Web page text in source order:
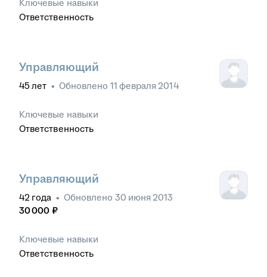
Ключевые навыки
Ответственность
Управляющий
45 лет • Обновлено 11 февраля 2014
Ключевые навыки
Ответственность
Управляющий
42 года • Обновлено 30 июня 2013
30 000 ₽
Ключевые навыки
Ответственность